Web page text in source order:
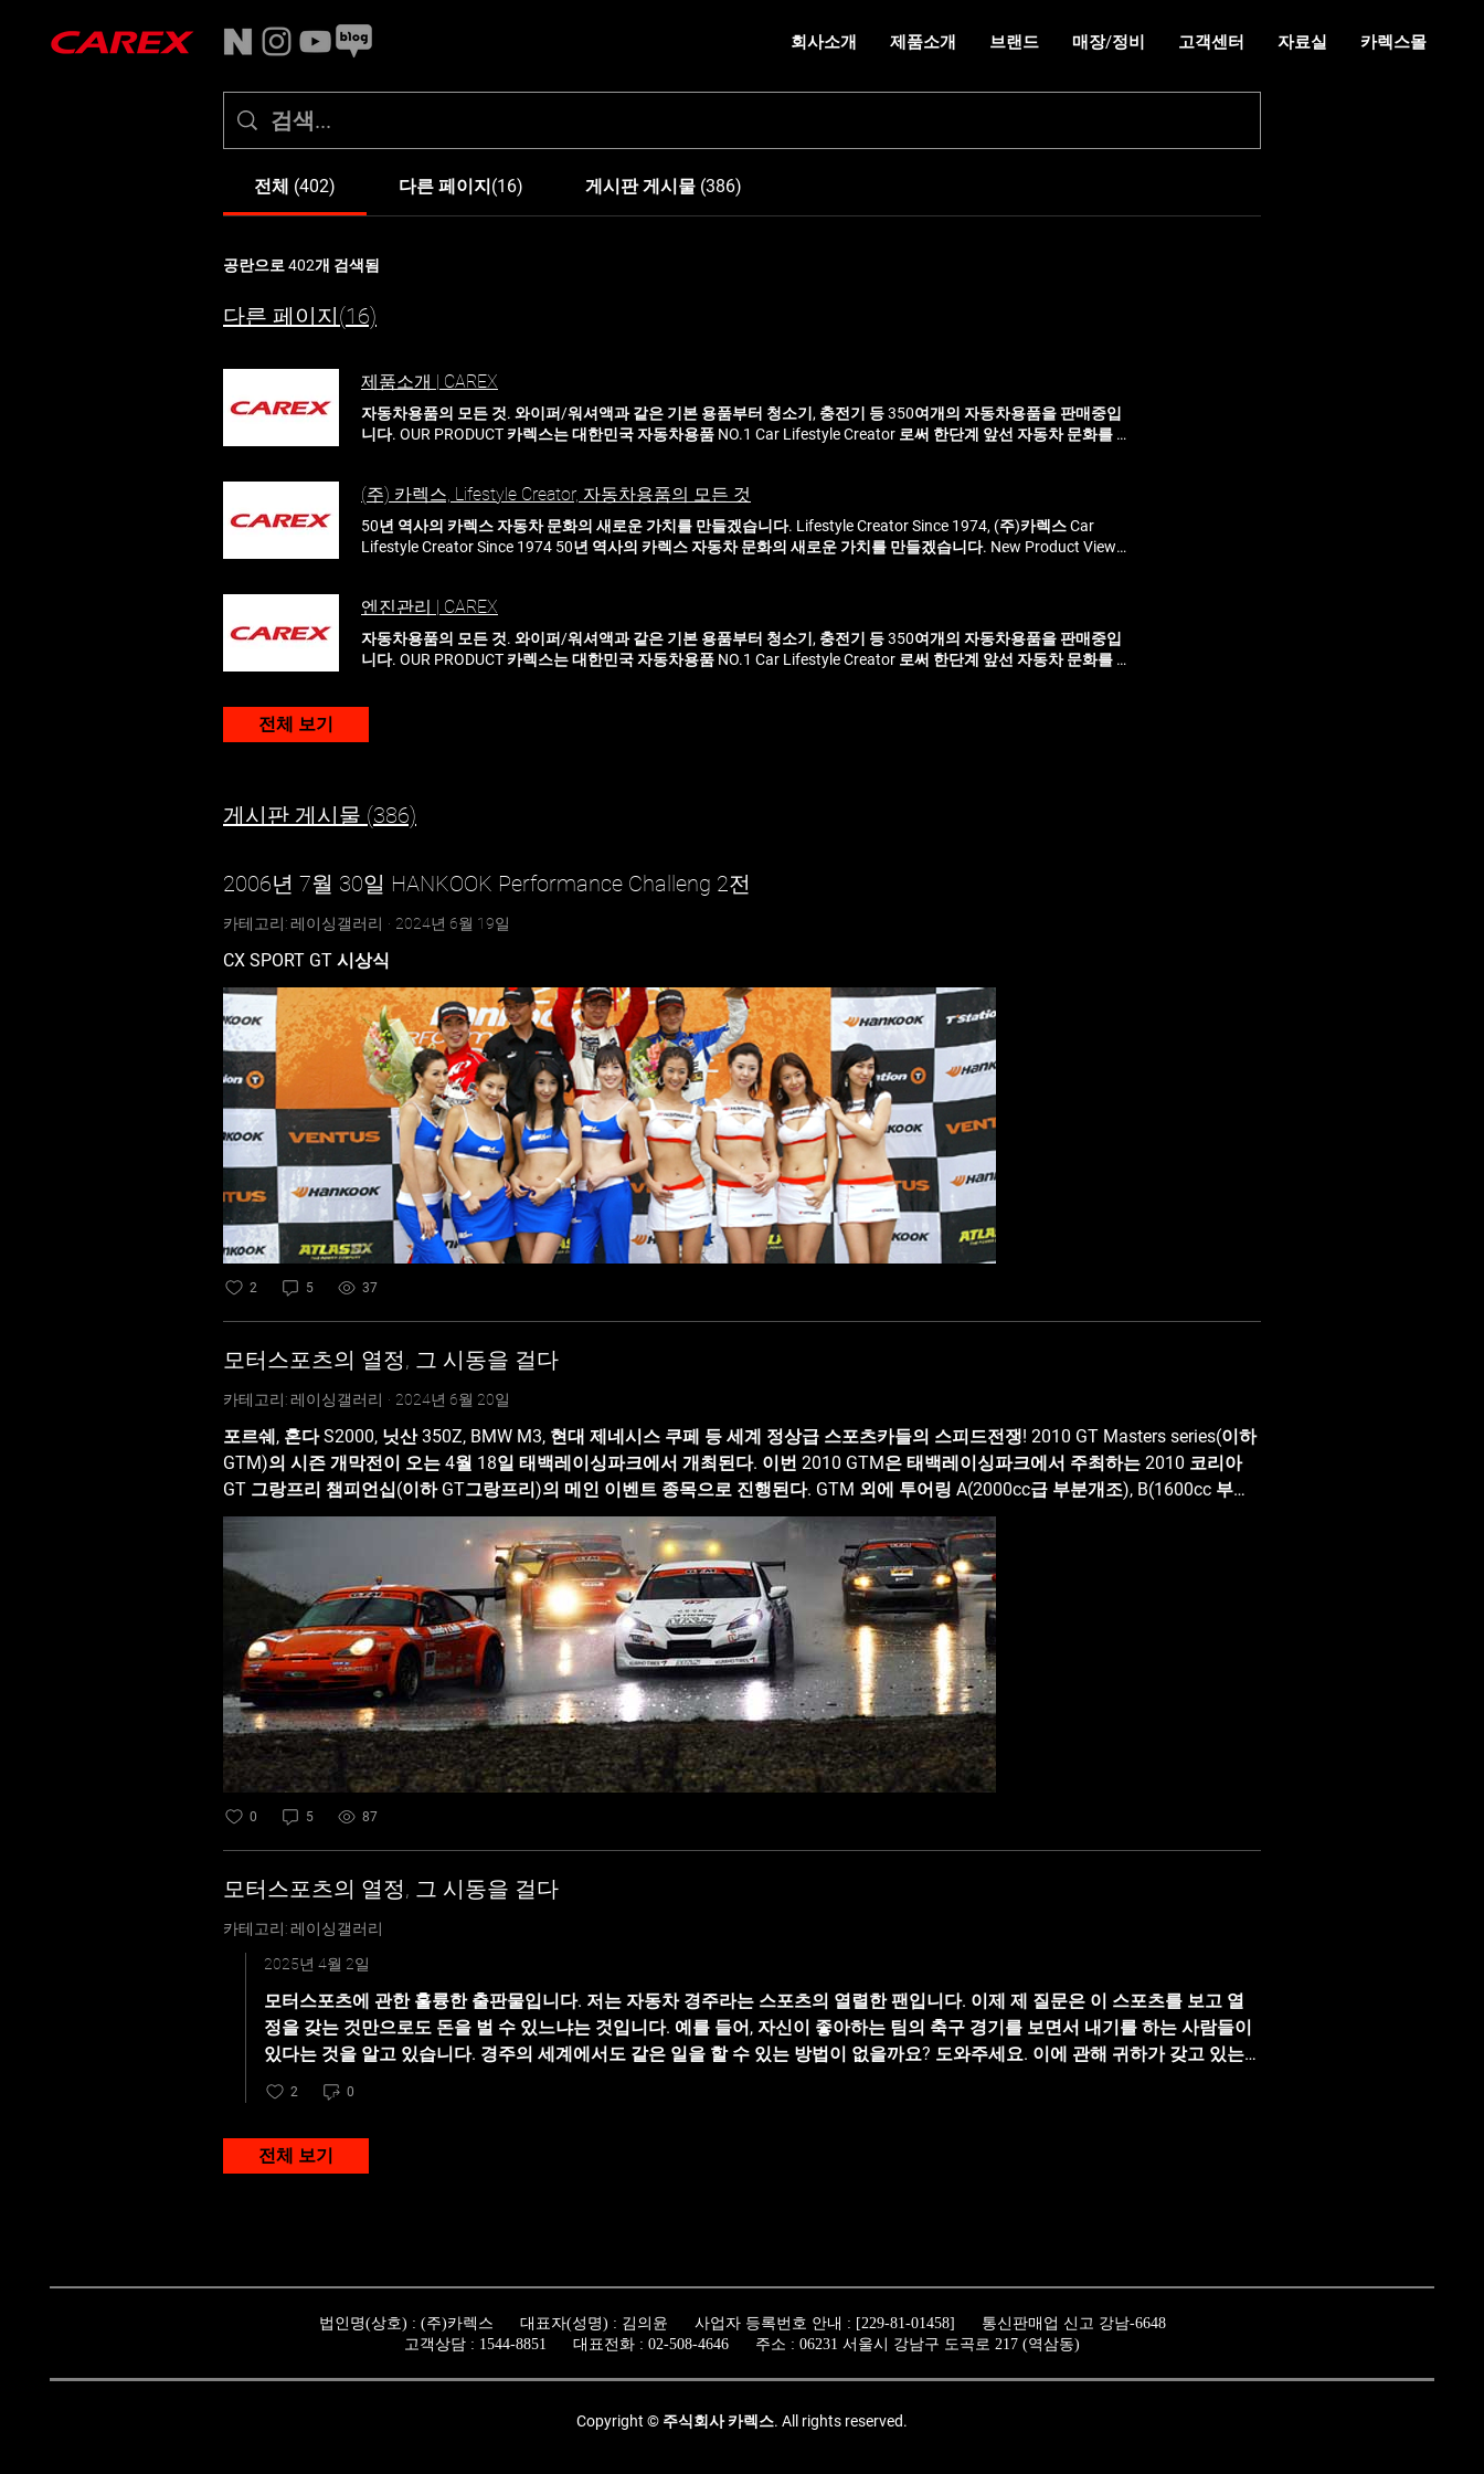
회사소개 제품소개 브랜드 매장/정비 고객센터 자료실 카렉스몰
전체 (402) 다른 페이지(16) 게시판 게시물 (386)
공란으로 402개 검색됨
다른 페이지(16)
제품소개 | CAREX
자동차용품의 모든 것. 와이퍼/워셔액과 같은 기본 용품부터 청소기, 충전기 등 350여개의 자동차용품을 판매중입
니다. OUR PRODUCT 카렉스는 대한민국 자동차용품 NO.1 Car Lifestyle Creator 로써 한단계 앞선 자동차 문화를 만
미니 턴테이블 블루투스 스피커 JB-300 3분세차 물때제거 카샴푸 카렉스X루미너스 프리미엄 세차 케미컬 6종 NEW
허리케인카팬 (24V) 흡착형 17cm 허리케인 3IN1 스탠드무선선풍기 F3 붐마스터 블루투스 무선 이어폰 OWS-01 (네
이비/화이트) 텀블러 송풍구 방향제 파워스톰 차량용 에어펌프&점프스타터 휴대용 배터리 랜턴 블랙스 차량용 퀼팅
3D 등받이 허리쿠션 올인원 냉각 고속무선 충전거치대 허리케인 레트로 무선선풍기 F1 자석 암막 햇빛가리개(샤크)
싱패드 (2P) 아이팝 흡착식 보조미러 아이팝 차량용 클리어 60w pd초고속충전기 듀얼포트 usb c타입 아이팝 충전
코드 플레이어 스타일 JB-200 for jinro 360도 회전손잡이 마이크로화이버더스타 뉴클레오 햇빛가리개 (맞춤형2P)
Load More
(주) 카렉스, Lifestyle Creator, 자동차용품의 모든 것
50년 역사의 카렉스 자동차 문화의 새로운 가치를 만들겠습니다. Lifestyle Creator Since 1974, (주)카렉스 Car
Lifestyle Creator Since 1974 50년 역사의 카렉스 자동차 문화의 새로운 가치를 만들겠습니다. New Product View
라인 및 자동화 공정을 갖추고 전국 어디에서나 구입할 수 있는 유통망 을 가지고 있습니다. 회사소개 Brand Line Up
카렉스만의 차별화된 프리미엄 제품 브랜드를 소개합니다. 브랜드 소개 One-Stop Service 자동차 용품 / 정비 / 세차
서비스 를 원스탑으로 편리하게! 카렉스는 전국 대형마트 에서 만나실 수 있습니다. 매장/정비 정비문의 Always
safe & convenient 카렉스는 언제나 좋은 제품으로 안전하고 편리하게 케어해 드립니다. 파워스톰 미니 무선 청소기
엔진관리 | CAREX
자동차용품의 모든 것. 와이퍼/워셔액과 같은 기본 용품부터 청소기, 충전기 등 350여개의 자동차용품을 판매중입
니다. OUR PRODUCT 카렉스는 대한민국 자동차용품 NO.1 Car Lifestyle Creator 로써 한단계 앞선 자동차 문화를 만
전체 보기
게시판 게시물 (386)
2006년 7월 30일 HANKOOK Performance Challeng 2전
카테고리: 레이싱갤러리 · 2024년 6월 19일
CX SPORT GT 시상식
2 5 37
모터스포츠의 열정, 그 시동을 걸다
카테고리: 레이싱갤러리 · 2024년 6월 20일
포르쉐, 혼다 S2000, 닛산 350Z, BMW M3, 현대 제네시스 쿠페 등 세계 정상급 스포츠카들의 스피드전쟁! 2010 GT Masters series(이하
GTM)의 시즌 개막전이 오는 4월 18일 태백레이싱파크에서 개최된다. 이번 2010 GTM은 태백레이싱파크에서 주최하는 2010 코리아
GT 그랑프리 챔피언십(이하 GT그랑프리)의 메인 이벤트 종목으로 진행된다. GTM 외에 투어링 A(2000cc급 부분개조), B(1600cc 부분
개조) 통합전이 함께 열리는 GT그랑프리는 앞으로 대한민국 메이저급 모터스포츠 축제로 자리매김할 전망이다. 또한 KBS가 주관중계
방송사로 GT그랑프리에 참여하게 되어 시즌 동안 6경기는 KBS N sports에서 1경기는 KBS에서 녹화중계 한다. 이로써 경기장에 오지
못했던 사람들도 박진감 넘치고 생생한 경기모습을 TV를 통해 볼 수 있게 되었다. 2010 GTM은 많은 변화를 시도하고 있다. 그 첫번째
로 BK 3800 클래스의 신설이다. BK는 현대자동차의 제네시스 쿠페 개발 당시의 프로젝트명이며 국내 자동차 매니아 사이에서는 출시
전부터 고성능 후륜 스포츠카의 아이콘으로 불리던 명칭이다. 제네시스 쿠페 3800cc 원메이크전으로 펼쳐질 BK 3800 클래스는 기존
엘리사 챌린지의 업그레이드 버전으로 국내 최고의 하이 퍼포먼스 원메이크 레이스가 될 것으로 보인다. 두번째 변화로는 새로운 오피
셜 타이어의 채택이다. 그 동안 금호타이어에서 엑스타 레이싱타이어로 GTM 오피셜타이어 공급과 함께 후원사로 참여하였으나 2010
시즌부터는 한국타이어 벤투스 레이싱타이어가 그 자리를 차지하게 되었다. 한국타이어는 2009 CJ O 슈퍼레이스 오피셜 타이어 공급
과 일본 슈퍼 GT에 현지 팀 후원으로 함께 참여하였으며 이제 성능을 한단계 업그레이드한 고성능 타이어로 GTM에 오피셜 타이어 공
급 및 후원사로 참여한다. 세번째 변화는 2010 시즌부터 사용되는 슬로건인 ‘START YOUR ENGINE(스타트 유어 엔진)’이다. 기존 ‘보는
즐거움! 듣는 즐거움! 달리는 즐거움!’과 함께 쓰일 이번 슬로건은 ‘모터스포츠에 대한 열정! 그 시동을 걸다.’라는 메시지를 담고 있다. F-
1 코리아 그랑프리 개최 등으로 모터스포츠가 국민적인 관심을 받고 있는 시점에서 GTM이 대중에게 모터스포츠의 매력과 즐거움을 알
회 테크니컬 스폰서 등으로 활동해 왔던 록타이트는 극한의 환경이나 하이 퍼포먼스 레이싱 환경에서 그 성능이 더욱 빛나는 캐미컬 제
다. 이번 2010시즌을 준비하던 지난 스토브리그 기간 동안 선수 이적과 발굴, 새로운 머신들의 개발 등 GTM 참가팀들에게도 많은 변화
가 있었다. 가장 이슈가 되고 있는 팀과 선수는 E-rain 레이싱팀의 이은덕-이은동 선수다. 지난 시즌에 LEE 레이싱팀에서 데뷔하여 팀에
첫 입상을 안겨줬던 형제 레이서 이은덕-이은동 선수를 E-rain 레이싱팀이 군입대로 드라이버 활동을 중단한 정의철 선수의 자리를 대신
할 카드로 영입하였다. 빠른 머신 적응력과 팀웍을 자랑하는 이은덕-이은동 선수는 이번 개막전에서 GTM 최고의 명마인 포르쉐 997
GT3를 얼만큼 조련할 수 있을지가 이번 경기에서 가장 주목되는 부분이다. 또한 바보몰 레이싱팀이 그리핀 레이싱팀의 엘리사 챌린지
리사 챌린지 통합 챔피언을 차지 하였던 레드스피드레이싱팀은 개그맨 한민관과 성훈 선수 조합으로 엘리사챌린지에서 돌풍을 일으키
으로 보인다. 2009시즌 후반에 제네시스 쿠페 2.0 터보로 GT클래스에 도전했던 O2스포츠클랩팀도 제네시스 쿠페 3800 GT카를 새롭게
선보이며 국산 GT카의 영광을 재현하겠다는 의지를 보여주고 있다. 새로운 파트너와 팀들의 참여로 보다 풍성한 볼거리를 준비하고 있
0 5 87
모터스포츠의 열정, 그 시동을 걸다
카테고리: 레이싱갤러리
2025년 4월 2일
모터스포츠에 관한 훌륭한 출판물입니다. 저는 자동차 경주라는 스포츠의 열렬한 팬입니다. 이제 제 질문은 이 스포츠를 보고 열
정을 갖는 것만으로도 돈을 벌 수 있느냐는 것입니다. 예를 들어, 자신이 좋아하는 팀의 축구 경기를 보면서 내기를 하는 사람들이
있다는 것을 알고 있습니다. 경주의 세계에서도 같은 일을 할 수 있는 방법이 없을까요? 도와주세요. 이에 관해 귀하가 갖고 있는
모든 정보는 저에게 큰 도움이 될 것입니다. 저는 단지 경주에 대한 열정으로 오랫동안 돈을 벌고 싶었고 이를 가능하게 할 수 있는
어떤 방법이 있을 것이라고 추론했기 때문입니다. 그렇죠?
2 0
전체 보기
법인명(상호) : (주)카렉스 대표자(성명) : 김의윤 사업자 등록번호 안내 : [229-81-01458] 통신판매업 신고 강남-6648
고객상담 : 1544-8851 대표전화 : 02-508-4646 주소 : 06231 서울시 강남구 도곡로 217 (역삼동)
Copyright © 주식회사 카렉스. All rights reserved.